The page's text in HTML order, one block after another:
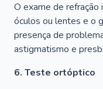
O exame de refração
óculos ou lentes e o
presença de
astigmatismo e
6. Teste ortóptico